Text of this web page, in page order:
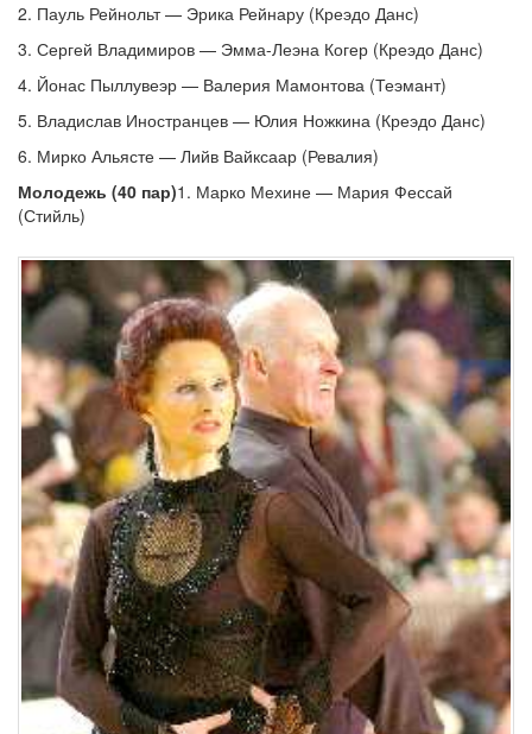
2. Пауль Рейнольт — Эрика Рейнару (Креэдо Данс)
3. Сергей Владимиров — Эмма-Леэна Когер (Креэдо Данс)
4. Йонас Пыллувеэр — Валерия Мамонтова (Теэмант)
5. Владислав Иностранцев — Юлия Ножкина (Креэдо Данс)
6. Мирко Альясте — Лийв Вайксаар (Ревалия)
Молодежь (40 пар)1. Марко Мехине — Мария Фессай
(Стийль)